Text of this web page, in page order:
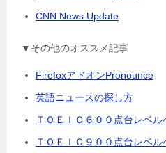
CNN News Update
▼その他のオススメ記事
FirefoxアドオンPronounce
英語ニュースの探し方
ＴＯＥＩＣ６００点台レベル
ＴＯＥＩＣ９００点台レベル